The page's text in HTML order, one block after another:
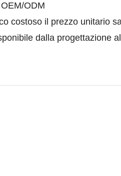
ODM
costoso il prezzo unitario
dalla progettazione